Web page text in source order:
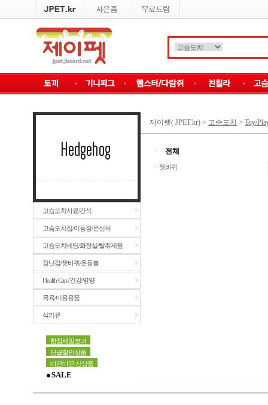
고슴도치사료/간식
고슴도치집/이동장/은신처
고슴도치베딩/화장실/탈취제품
장난감/쳇바퀴/운동볼
Health Care/건강/영양
목욕/미용용품
식기류
한정세일코너
단골할인상품
따끈따끈 신상품
● S A L E
ㆍ 제이펫( JPET.kr) > 고슴도치 > Toy/
ㆍ
전체
ㆍ 쳇바퀴